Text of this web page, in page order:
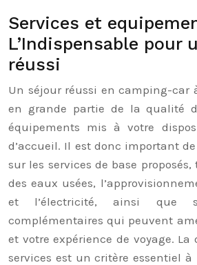
Services et
L’Indispensable pour
réussi
Un séjour réussi en camping-car
en grande partie de la qualité
équipements mis à votre
d’accueil. Il est donc important
sur les services de base
des eaux usées,
et l’électricité, ainsi que
complémentaires qui peuvent
et votre expérience de voyage.
services est un critère essentiel à